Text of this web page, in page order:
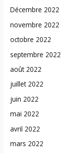
Décembre 2022
novembre 2022
octobre 2022
septembre 2022
août 2022
juillet 2022
juin 2022
mai 2022
avril 2022
mars 2022